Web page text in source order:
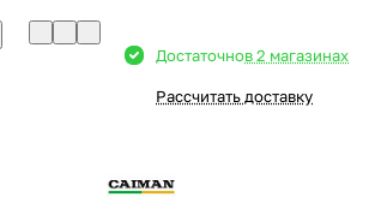
Достаточнов 2 магазинах
Рассчитать доставку
товары
любого банка